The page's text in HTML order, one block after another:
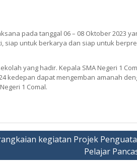
pada tanggal 06 – 08 Oktober 2023
siap untuk berkarya dan siap untuk
yang hadir. Kepala SMA Negeri 1
kedepan dapat mengemban amanah
1 Comal.
kegiatan Projek
Pelajar